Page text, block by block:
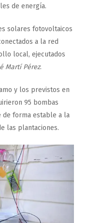
de energía.
solares fotovoltaicos
a la red
local, ejecutados
Martí Pérez.
y los previstos en
95 bombas
de forma estable a la
las plantaciones.